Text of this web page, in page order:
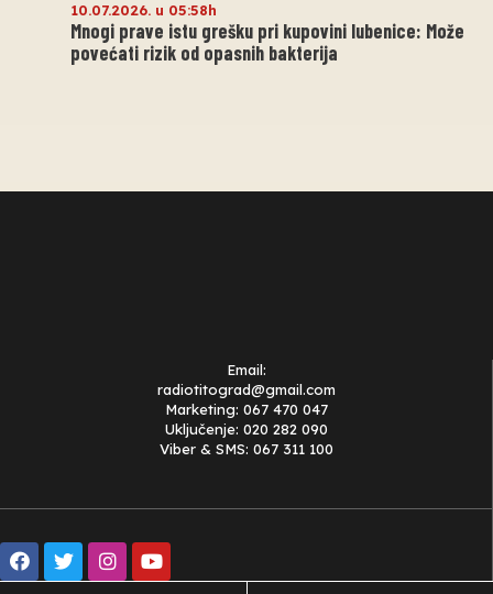
10.07.2026. u 05:58h
Mnogi prave istu grešku pri kupovini lubenice: Može
povećati rizik od opasnih bakterija
Email:
radiotitograd@gmail.com
Marketing: 067 470 047
Uključenje: 020 282 090
Viber & SMS: 067 311 100